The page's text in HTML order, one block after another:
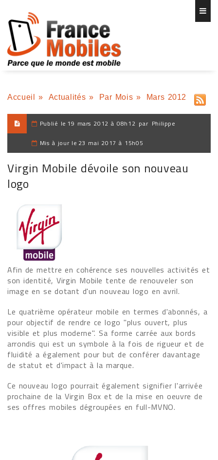
Accueil » Actualités » Par Mois » Mars 2012
Publié le 19 mars 2012 à 08h12 par Philippe
Mis à jour le 23 mai 2017 à 15h05
Virgin Mobile dévoile son nouveau
logo
Afin de mettre en cohérence ses nouvelles activités et
son identité, Virgin Mobile tente de renouveler son
image en se dotant d'un nouveau logo en avril.
Le quatrième opérateur mobile en termes d'abonnés, a
pour objectif de rendre ce logo "plus ouvert, plus
visible et plus moderne". Sa forme carrée aux bords
arrondis qui est un symbole à la fois de rigueur et de
fluidité a également pour but de conférer davantage
de statut et d'impact à la marque.
Ce nouveau logo pourrait également signifier l'arrivée
prochaine de la Virgin Box et de la mise en oeuvre de
ses offres mobiles dégroupées en full-MVNO.